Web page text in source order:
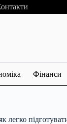
Фінанси
легко